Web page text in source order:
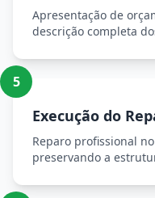
Apresentação de
descrição completa
5
Execução do
Reparo profissional
preservando a